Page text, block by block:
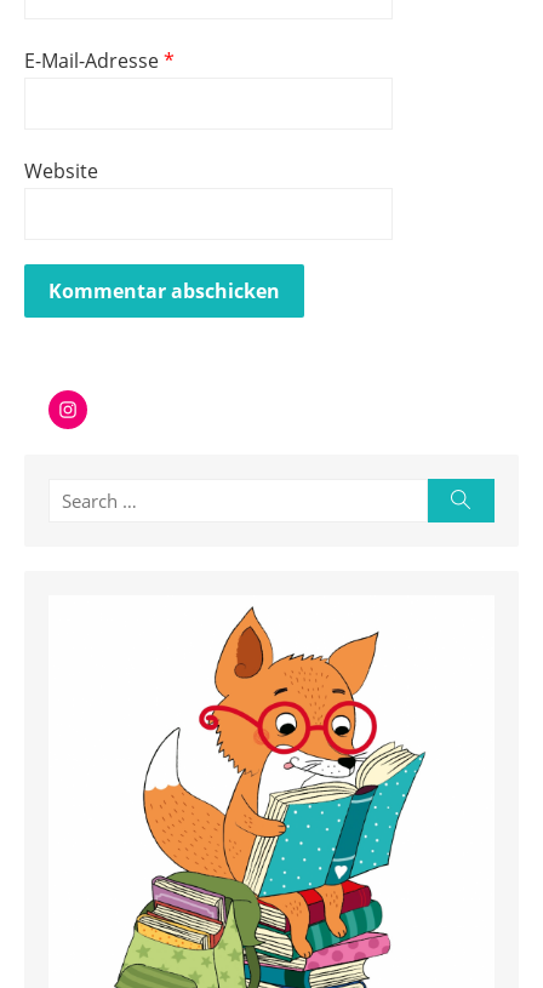
E-Mail-Adresse*
Website
Instagram
Search